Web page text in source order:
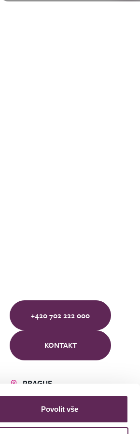
Povolit vše
PRAGUE
BRNO
ÚSTÍ NAD LABEM
+420 702 222 000
KONTAKT